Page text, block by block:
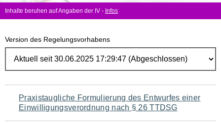
Inhalte beruhen auf Angaben der IV - Infos
Version des Regelungsvorhabens
Navigation
für
Praxistaugliche Formulierung des Entwurfes einer
Einwilligungsverordnung nach § 26 TTDSG